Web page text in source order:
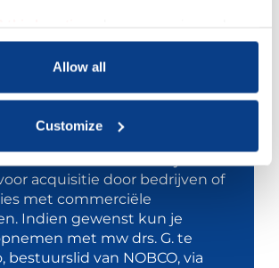
Allow all
Customize
acquisitie door bedrijven of
met commerciële
Indien gewenst kun je
met mw drs. G. te
bestuurslid van NOBCO, via